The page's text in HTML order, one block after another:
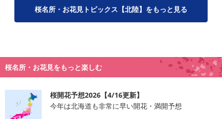
桜名所・お花見トピックス【北陸】をもっと見る
桜名所・お花見をもっと楽しむ
桜開花予想2026【4/16更新】
今年は北海道も非常に早い開花・満開予想